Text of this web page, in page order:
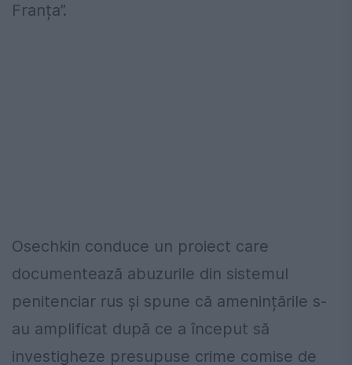
Franța”.
Osechkin conduce un proiect care
documentează abuzurile din sistemul
penitenciar rus și spune că amenințările s-
au amplificat după ce a început să
investigheze presupuse crime comise de